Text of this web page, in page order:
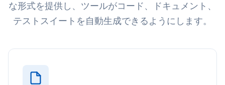
な形式を提供し、ツールがコード、ドキュメント、
テストスイートを自動生成できるようにします。